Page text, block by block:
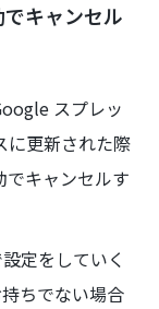
キャンセル
スプレッ
に更新された際
キャンセルす
定をしていく
ちでない場合